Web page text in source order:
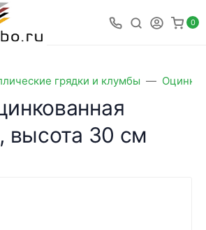
0
грядки и клумбы
высота 30 см